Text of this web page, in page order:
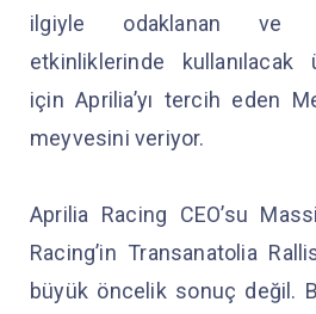
ilgiyle odaklanan ve
etkinliklerinde kullanılacak
için Aprilia’yı tercih eden
meyvesini veriyor.
Aprilia Racing CEO’su
Racing’in Transanatolia
büyük öncelik sonuç değil.